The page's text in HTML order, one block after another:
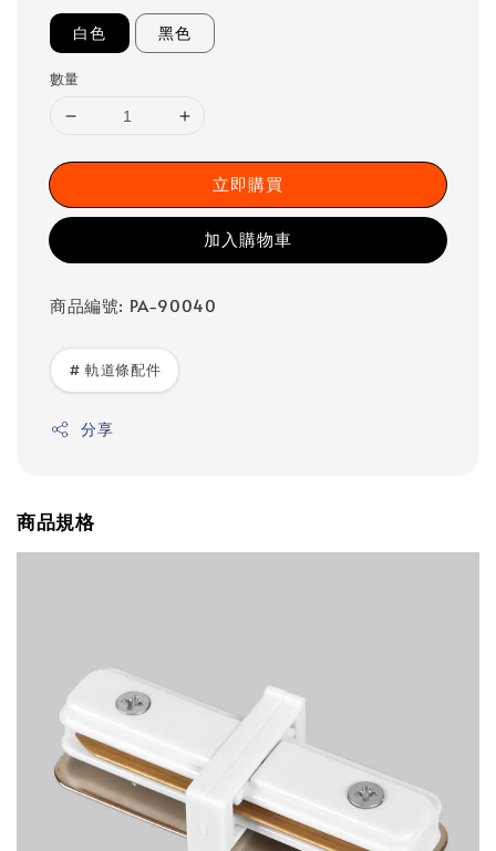
白色 黑色
數量
立即購買
加入購物車
商品編號: PA-90040
# 軌道條配件
分享
商品規格